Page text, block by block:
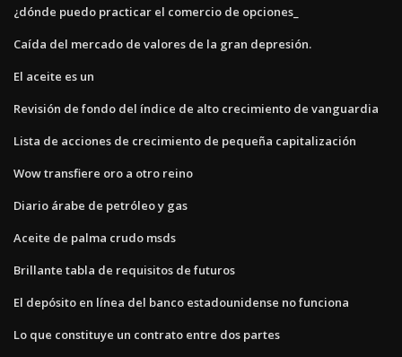
¿dónde puedo practicar el comercio de opciones_
Caída del mercado de valores de la gran depresión.
El aceite es un
Revisión de fondo del índice de alto crecimiento de vanguardia
Lista de acciones de crecimiento de pequeña capitalización
Wow transfiere oro a otro reino
Diario árabe de petróleo y gas
Aceite de palma crudo msds
Brillante tabla de requisitos de futuros
El depósito en línea del banco estadounidense no funciona
Lo que constituye un contrato entre dos partes